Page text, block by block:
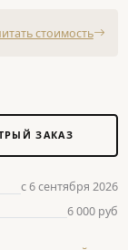
стоимость
ЗАКАЗ
с 6 сентября 2026
6 000 руб